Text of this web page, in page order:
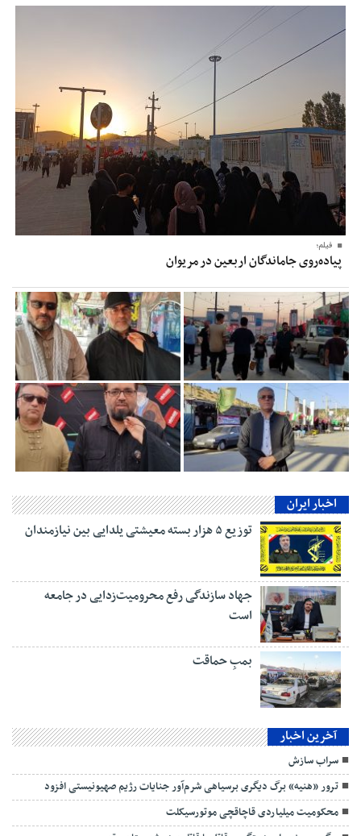
فیلم؛
پیاده‌روی جاماندگان اربعین در مریوان
اخبار ایران
توزیع ۵ هزار بسته معیشتی یلدایی بین نیازمندان
جهاد سازندگی رفع محرومیت‌زدایی در جامعه
است
بمبِ حماقت
آخرین اخبار
سراب سازش
ترور «هنیه» برگ دیگری برسیاهی شرم‌آور جنایات رژیم صهیونیستی افزود
محکومیت میلیاردی قاچاقچی موتورسیکلت